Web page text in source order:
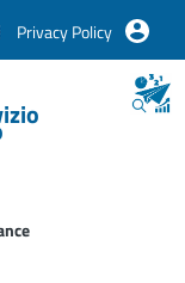
Privacy Policy